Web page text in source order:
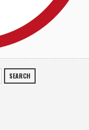
SEARCH